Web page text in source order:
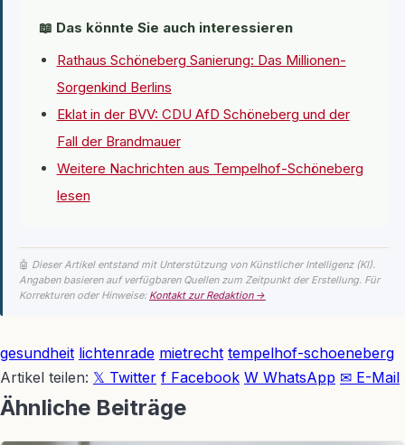
📖 Das könnte Sie auch interessieren
Rathaus Schöneberg Sanierung: Das Millionen-
Sorgenkind Berlins
Eklat in der BVV: CDU AfD Schöneberg und der
Fall der Brandmauer
Weitere Nachrichten aus Tempelhof-Schöneberg
lesen
🤖 Dieser Artikel entstand mit Unterstützung von Künstlicher Intelligenz (KI).
Angaben basieren auf verfügbaren Quellen zum Zeitpunkt der Erstellung. Für
Korrekturen oder Hinweise: Kontakt zur Redaktion →
gesundheit lichtenrade mietrecht tempelhof-schoeneberg
Artikel teilen: 𝕏 Twitter f Facebook W WhatsApp ✉ E-Mail
Ähnliche Beiträge